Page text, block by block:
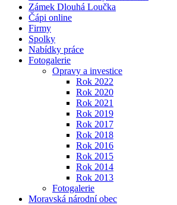
Zámek Dlouhá Loučka
Čápi online
Firmy
Spolky
Nabídky práce
Fotogalerie
Opravy a investice
Rok 2022
Rok 2020
Rok 2021
Rok 2019
Rok 2017
Rok 2018
Rok 2016
Rok 2015
Rok 2014
Rok 2013
Fotogalerie
Moravská národní obec